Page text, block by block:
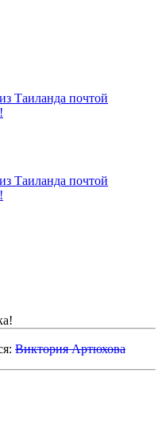
Таиланда почтой
Таиланда почтой
Виктория Артюхова